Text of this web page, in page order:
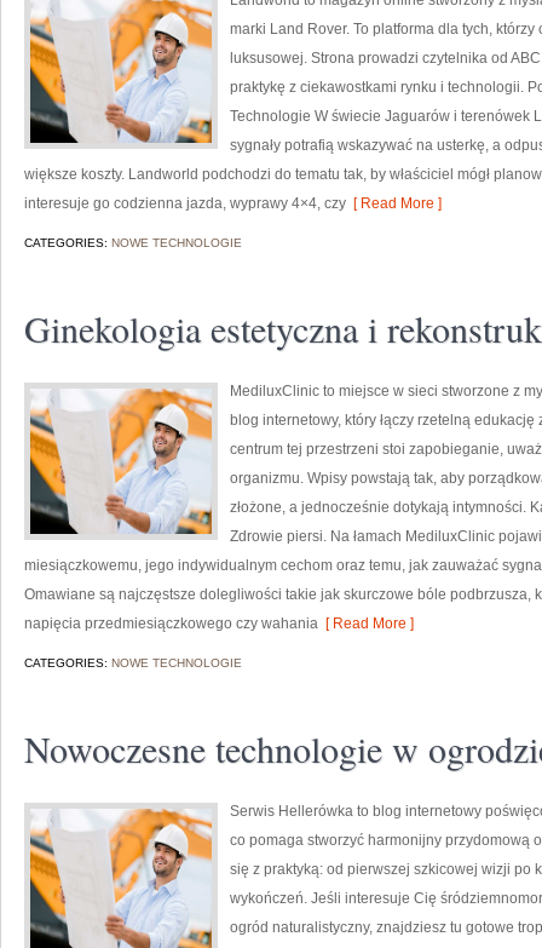
marki Land Rover. To platforma dla tych,
luksusowej. Strona prowadzi czytelnika od
praktykę z ciekawostkami rynku i technologii.
Technologie W świecie Jaguarów i terenówek
sygnały potrafią wskazywać na usterkę, a
większe koszty. Landworld podchodzi do tematu tak, by właściciel mógł
interesuje go codzienna jazda, wyprawy 4×4, czy [ Read More ]
CATEGORIES: NOWE TECHNOLOGIE
Ginekologia estetyczna i
MediluxClinic to miejsce w sieci stworzone z
blog internetowy, który łączy rzetelną
centrum tej przestrzeni stoi zapobieganie,
organizmu. Wpisy powstają tak, aby
złożone, a jednocześnie dotykają intymności.
Zdrowie piersi. Na łamach MediluxClinic
miesiączkowemu, jego indywidualnym cechom oraz temu, jak zauważać
Omawiane są najczęstsze dolegliwości takie jak skurczowe bóle podbrzusza,
napięcia przedmiesiączkowego czy wahania [ Read More ]
CATEGORIES: NOWE TECHNOLOGIE
Nowoczesne technologie w
Serwis Hellerówka to blog internetowy
co pomaga stworzyć harmonijny przydomową
się z praktyką: od pierwszej szkicowej wizji po
wykończeń. Jeśli interesuje Cię
ogród naturalistyczny, znajdziesz tu gotowe